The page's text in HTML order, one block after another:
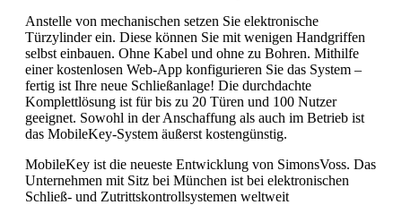
Anstelle von mechanischen setzen Sie elektronische
Türzylinder ein. Diese können Sie mit wenigen Handgriffen
selbst einbauen. Ohne Kabel und ohne zu Bohren. Mithilfe
einer kostenlosen Web-App konfigurieren Sie das System –
fertig ist Ihre neue Schließanlage! Die durchdachte
Komplettlösung ist für bis zu 20 Türen und 100 Nutzer
geeignet. Sowohl in der Anschaffung als auch im Betrieb ist
das MobileKey-System äußerst kostengünstig.
MobileKey ist die neueste Entwicklung von SimonsVoss. Das
Unternehmen mit Sitz bei München ist bei elektronischen
Schließ- und Zutrittskontrollsystemen weltweit